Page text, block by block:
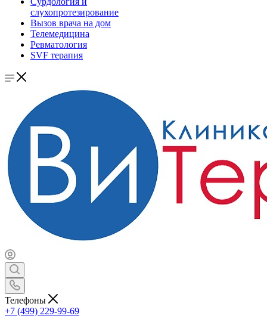
слухопротезирование
Вызов врача на дом
Телемедицина
Ревматология
SVF терапия
Телефоны
+7 (499) 229-99-69